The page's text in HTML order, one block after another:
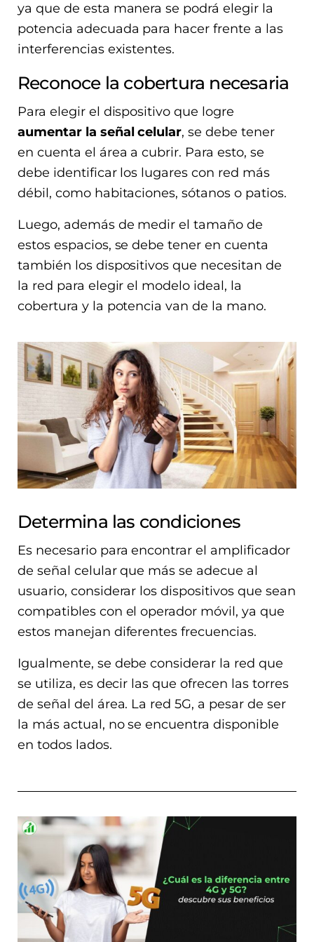
ya que de esta manera se podrá elegir la
potencia adecuada para hacer frente a las
interferencias existentes.
Reconoce la cobertura necesaria
Para elegir el dispositivo que logre
aumentar la señal celular, se debe tener
en cuenta el área a cubrir. Para esto, se
debe identificar los lugares con red más
débil, como habitaciones, sótanos o patios.
Luego, además de medir el tamaño de
estos espacios, se debe tener en cuenta
también los dispositivos que necesitan de
la red para elegir el modelo ideal, la
cobertura y la potencia van de la mano.
Determina las condiciones
Es necesario para encontrar el amplificador
de señal celular que más se adecue al
usuario, considerar los dispositivos que sean
compatibles con el operador móvil, ya que
estos manejan diferentes frecuencias.
Igualmente, se debe considerar la red que
se utiliza, es decir las que ofrecen las torres
de señal del área. La red 5G, a pesar de ser
la más actual, no se encuentra disponible
en todos lados.